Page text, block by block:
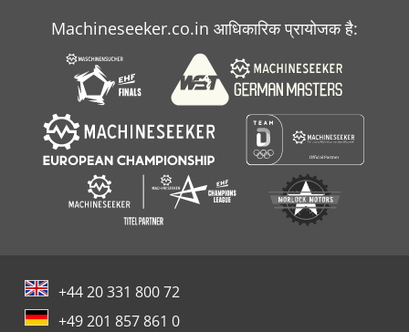
Machineseeker.co.in आधिकारिक प्रायोजक है:
+44 20 331 800 72
+49 201 857 861 0